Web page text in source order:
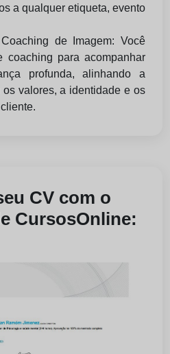
a qualquer etiqueta, evento
de Imagem: Você
coaching para acompanhar
profunda, alinhando a
os valores, a identidade e os
CV com o
CursosOnline: